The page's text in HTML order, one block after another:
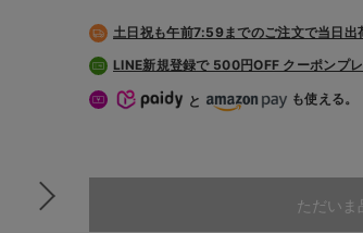
土日祝も午前7:59までのご注文で当日出
LINE新規登録で 500円OFF クーポンプ
と も使える。
ただいま